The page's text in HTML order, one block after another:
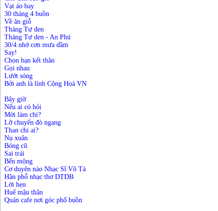
Vạt áo bay
30 tháng 4 buồn
Về ăn giỗ
Tháng Tư đen
Tháng Tư den - An Phú
30/4 nhớ cơn mưa dầm
Say!
Chọn bạn kết thân
Gọi nhau
Lướt sóng
Bởi anh là lính Cộng Hoà VN
Bây giờ
Nếu ai có hỏi
Mời làm chi?
Lỡ chuyến đò ngang
Than chi ai?
Nụ xuân
Bóng cũ
Sai trái
Bến mộng
Cơ duyên nào Nhạc Sĩ Võ Tá
Hân phổ nhạc thơ DTDB
Lời hẹn
Huế mậu thân
Quán cafe nơi góc phố buồn